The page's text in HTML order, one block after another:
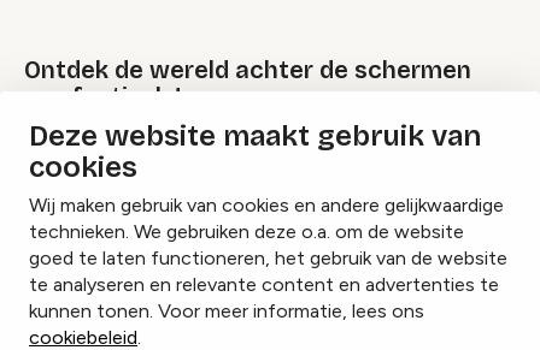
Deze website maakt gebruik van
cookies
Wij maken gebruik van cookies en andere gelijkwaardige
technieken. We gebruiken deze o.a. om de website
goed te laten functioneren, het gebruik van de website
te analyseren en relevante content en advertenties te
kunnen tonen. Voor meer informatie, lees ons
cookiebeleid.
Ontdek de wereld achter de schermen
van festivals!
Lees onze Festival Specials
InstagramFacebookLinkedIn